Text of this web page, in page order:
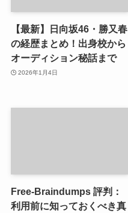
【最新】日向坂46・勝又春
の経歴まとめ！出身校から
オーディション秘話まで
2026年1月4日
Free-Braindumps 評判：
利用前に知っておくべき真